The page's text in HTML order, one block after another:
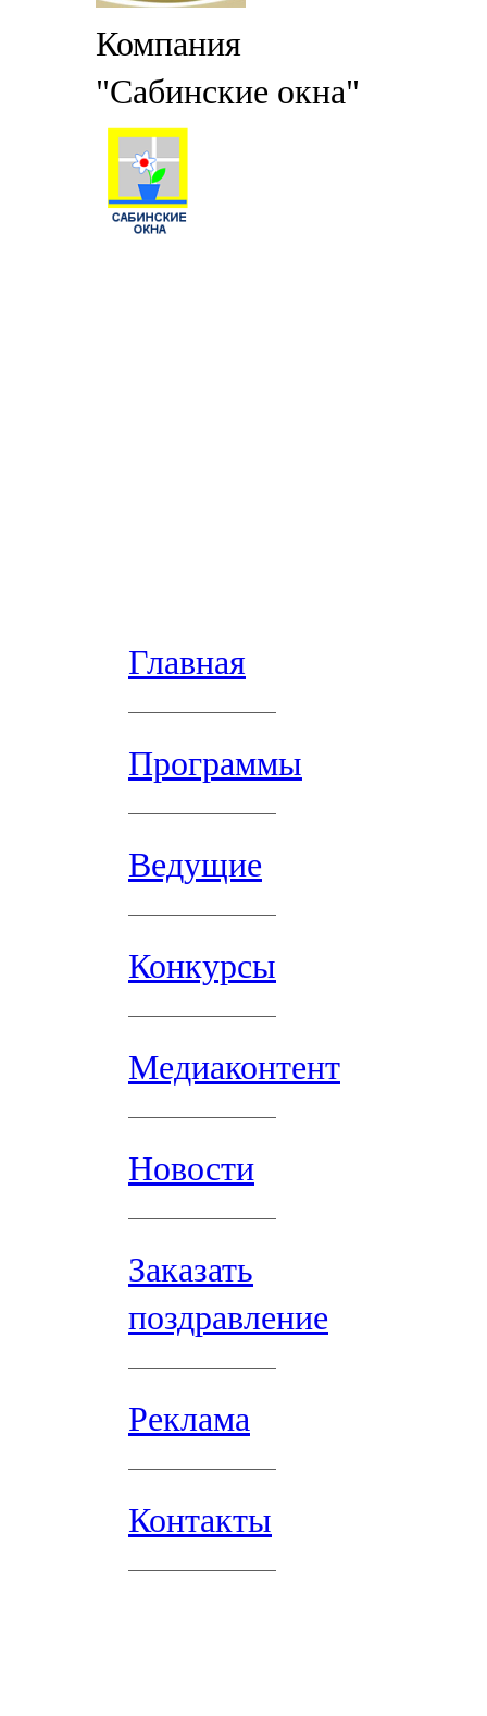
Компания
"Сабинские окна"
Главная
Программы
Ведущие
Конкурсы
Медиаконтент
Новости
Заказать
поздравление
Реклама
Контакты